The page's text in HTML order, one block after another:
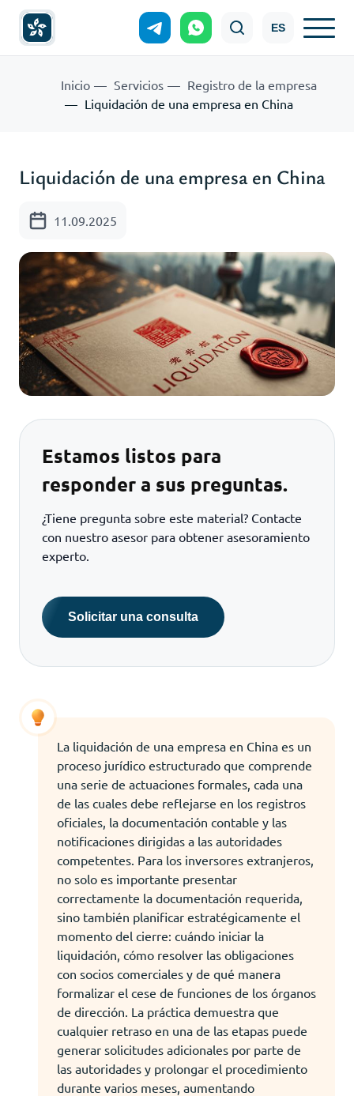
ES
Inicio Servicios
Registro de la empresa
Liquidación de una empresa en China
Liquidación de una empresa en China
11.09.2025
Estamos listos para
responder a sus preguntas.
¿Tiene pregunta sobre este material? Contacte
con nuestro asesor para obtener asesoramiento
experto.
Solicitar una consulta
La liquidación de una empresa en China es un
proceso jurídico estructurado que comprende
una serie de actuaciones formales, cada una
de las cuales debe reflejarse en los registros
oficiales, la documentación contable y las
notificaciones dirigidas a las autoridades
competentes. Para los inversores extranjeros,
no solo es importante presentar
correctamente la documentación requerida,
sino también planificar estratégicamente el
momento del cierre: cuándo iniciar la
liquidación, cómo resolver las obligaciones
con socios comerciales y de qué manera
formalizar el cese de funciones de los órganos
de dirección. La práctica demuestra que
cualquier retraso en una de las etapas puede
generar solicitudes adicionales por parte de
las autoridades y prolongar el procedimiento
durante varios meses, aumentando